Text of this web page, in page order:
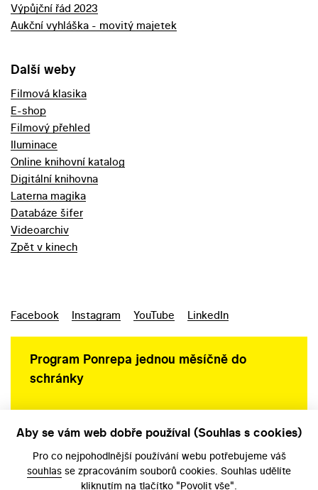
Výpůjční řád 2023
Aukční vyhláška - movitý majetek
Další weby
Filmová klasika
E-shop
Filmový přehled
Iluminace
Online knihovní katalog
Digitální knihovna
Laterna magika
Databáze šifer
Videoarchiv
Zpět v kinech
Facebook Instagram YouTube LinkedIn
Program Ponrepa jednou měsíčně do
schránky
Aby se vám web dobře používal (Souhlas s cookies)
Pro co nejpohodlnější používání webu potřebujeme váš
souhlas se zpracováním souborů cookies. Souhlas udělíte
kliknutím na tlačítko "Povolit vše".